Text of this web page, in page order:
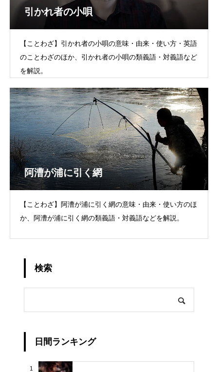
引かれ者の小唄
【ことわざ】引かれ者の小唄の意味・由来・使い方・英語
のことわざのほか、引かれ者の小唄の類義語・対義語など
を解説。
阿漕が浦に引く網
【ことわざ】阿漕が浦に引く網の意味・由来・使い方のほ
か、阿漕が浦に引く網の類義語・対義語などを解説。
検索
日間ランキング
1